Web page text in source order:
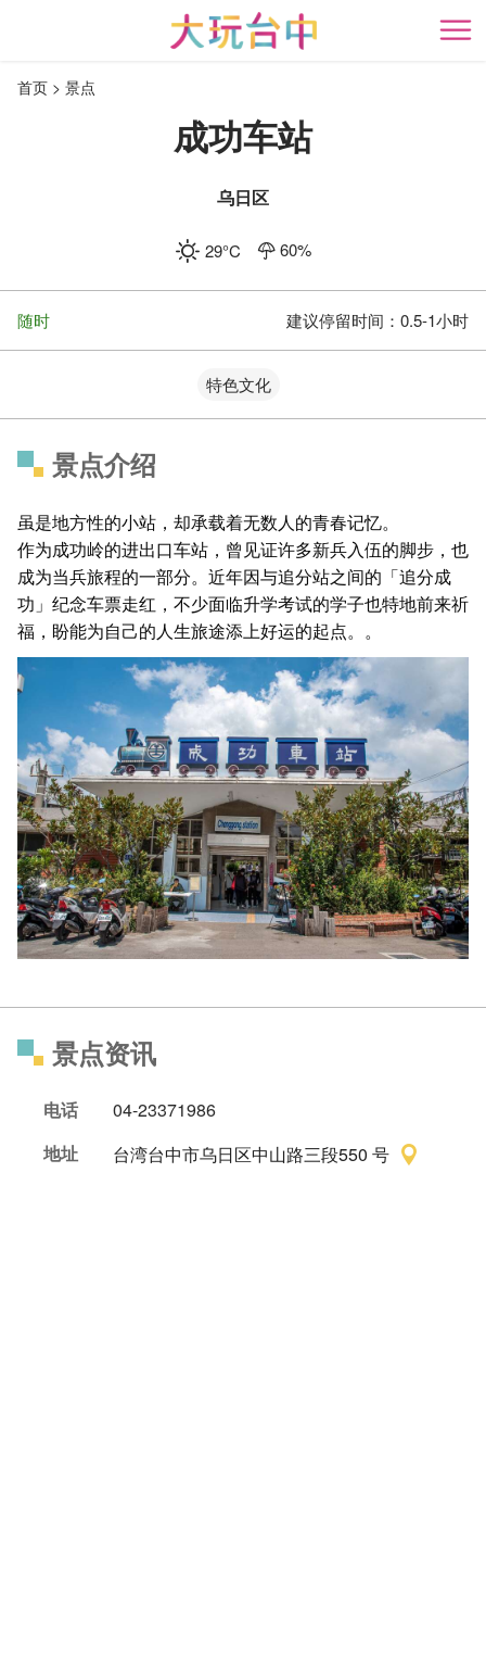
开
首页 景点
成功车站
乌日区
29°C 60%
随时 建议停留时间： 0.5-1小时
特色文化
景点介绍
虽是地方性的小站，却承载着无数人的青春记忆。
作为成功岭的进出口车站，曾见证许多新兵入伍的脚步，也
成为当兵旅程的一部分。近年因与追分站之间的「追分成
功」纪念车票走红，不少面临升学考试的学子也特地前来祈
福，盼能为自己的人生旅途添上好运的起点。。
景点资讯
电话
04-23371986
地址
台湾台中市乌日区中山路三段550 号